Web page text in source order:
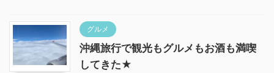
グルメ
沖縄旅行で観光もグルメもお酒も満喫
してきた★